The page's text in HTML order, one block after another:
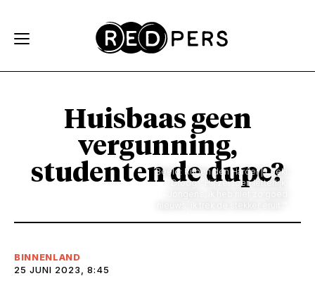
Huisbaas geen
vergunning,
studenten de dupe?
Beeld: Ruben den Harder | Loeki
Droog: "Hij zei toen letterlijk:
BINNENLAND
25 JUNI 2023, 8:45